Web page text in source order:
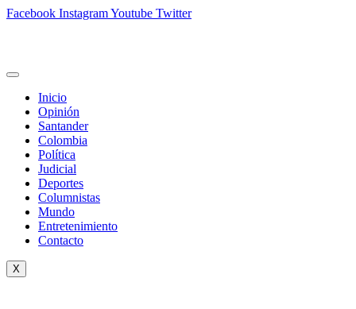
Facebook InstagramYoutube Twitter
Inicio
Opinión
Santander
Colombia
Política
Judicial
Deportes
Columnistas
Mundo
Entretenimiento
Contacto
X